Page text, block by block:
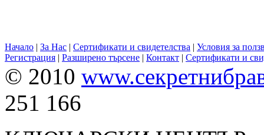
Начало | За Нас | Сертификати и свидетелства | Условия за
Регистрация | Разширено търсене | Контакт | Сертификати и
© 2010
251 166